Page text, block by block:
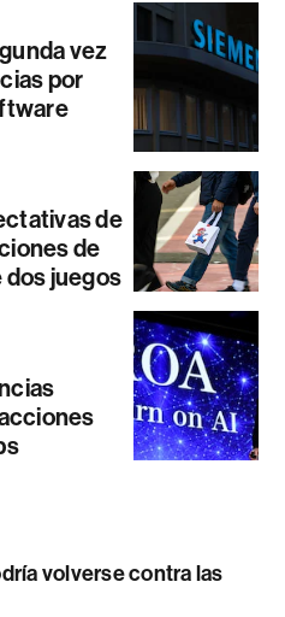
vez
por
de
de
dos juegos
volverse contra las